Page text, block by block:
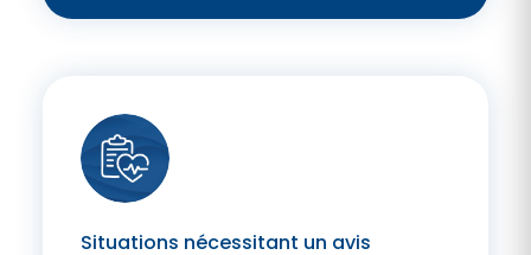
Situations nécessitant un avis